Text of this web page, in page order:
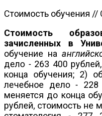
Стоимость обучения //
Стоимость
зачисленных в
обучение на
дело - 263 400
конца обучения; 2)
лечебное дело - 228
меняется до конца
рублей, стоимость не